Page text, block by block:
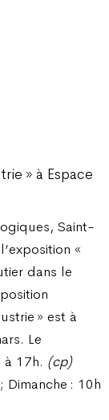
» à Espace
Saint-
«
dans le
» est à
Le
à 17h. (cp)
: 10h